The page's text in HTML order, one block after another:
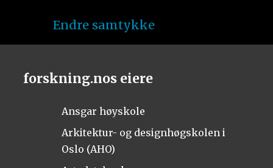
Endre samtykke
forskning.nos eiere
Ansgar høyskole
Arkitektur- og designhøgskolen i
Oslo (AHO)